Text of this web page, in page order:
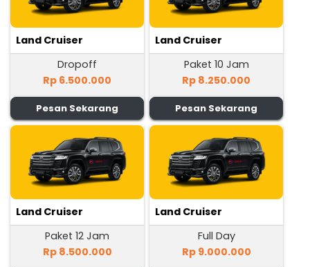
Land Cruiser
Dropoff
Rp 6.500.000
Pesan Sekarang
Land Cruiser
Paket 10 Jam
Rp 8.250.000
Pesan Sekarang
Land Cruiser
Paket 12 Jam
Rp 8.500.000
Land Cruiser
Full Day
Rp 9.000.000